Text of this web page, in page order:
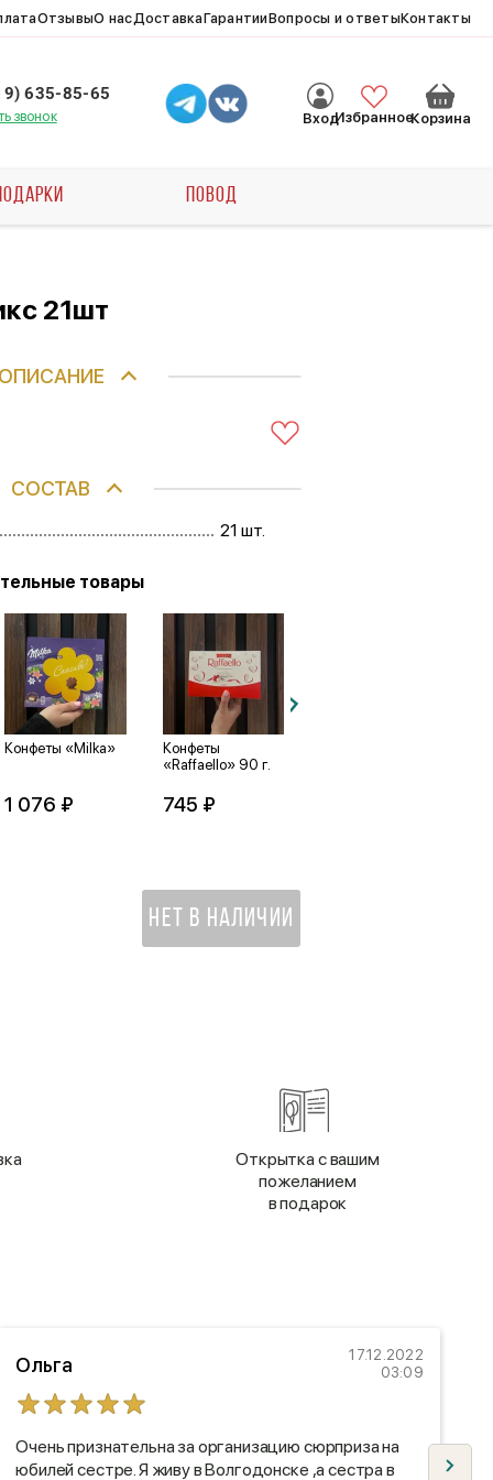
ОтзывыО насДоставкаГарантииВопросы и ответыКонтакты
635-85-65
звонок ВходИзбранноеКорзина
ПОВОД
21шт
ОПИСАНИЕ
СОСТАВ
21 шт.
товары
Конфеты «Milka»
1 076 ₽
Конфеты
«Raffaello» 90 г.
745 ₽
НЕТ В НАЛИЧИИ
Открытка с вашим
пожеланием
в подарок
Ольга
17.12.2022
03:09
Очень признательна за организацию сюрприза на
юбилей сестре. Я живу в Волгодонске ,а сестра в